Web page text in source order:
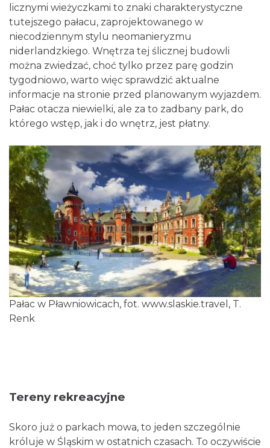
licznymi wieżyczkami to znaki charakterystyczne
tutejszego pałacu, zaprojektowanego w
niecodziennym stylu neomanieryzmu
niderlandzkiego. Wnętrza tej ślicznej budowli
można zwiedzać, choć tylko przez parę godzin
tygodniowo, warto więc sprawdzić aktualne
informacje na stronie przed planowanym wyjazdem.
Pałac otacza niewielki, ale za to zadbany park, do
którego wstęp, jak i do wnętrz, jest płatny.
Pałac w Pławniowicach, fot. www.slaskie.travel , T.
Renk
Tereny rekreacyjne
Skoro już o parkach mowa, to jeden szczególnie
króluje w Śląskim w ostatnich czasach. To oczywiście